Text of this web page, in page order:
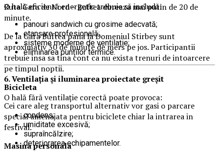
O hală eficientă energetic trebuie să includă:
panouri sandwich cu grosime adecvată;
etanșare profesională;
sisteme moderne de ventilație;
eliminarea punților termice.
6. Ventilația și iluminarea proiectate greșit
O hală fără ventilație corectă poate provoca:
condens;
umiditate excesivă;
supraîncălzire;
deteriorarea echipamentelor.
Ruta Gara de Nord – Buftea dureaza mai putin de 20 de
minute.
De la Gara Buftea pana la Domeniul Stirbey sunt
aproximativ 30 de minute de mers pe jos. Participantii
trebuie insa sa tina cont ca nu exista trenuri de intoarcere
pe timpul noptii.
Bicicleta
Cei care aleg transportul alternativ vor gasi o parcare
special amenajata pentru biciclete chiar la intrarea in
festival.
Masinapersonala